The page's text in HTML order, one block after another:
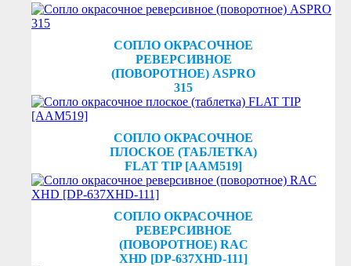
СОПЛО ОКРАСОЧНОЕ
РЕВЕРСИВНОЕ
(ПОВОРОТНОЕ) ASPRO
315
СОПЛО ОКРАСОЧНОЕ
ПЛОСКОЕ (ТАБЛЕТКА)
FLAT TIP [AAM519]
СОПЛО ОКРАСОЧНОЕ
РЕВЕРСИВНОЕ
(ПОВОРОТНОЕ) RAC
XHD [DP-637XHD-111]